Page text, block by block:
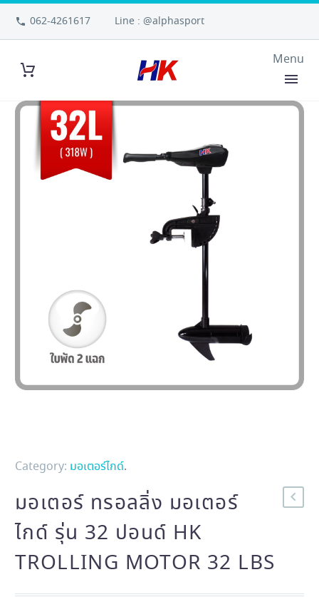
062-4261617 Line : @alphasport
Category: มอเตอร์ไกด์.
มอเตอร์ ทรอลลิ่ง มอเตอร์
ไกด์ รุ่น 32 ปอนด์ HK
TROLLING MOTOR 32 LBS